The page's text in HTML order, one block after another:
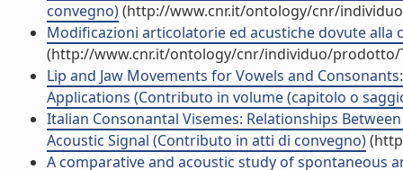
convegno)(http://www.cnr.it/ontology/cnr/
Modificazioni articolatorie ed acustiche dovute
(http://www.cnr.it/ontology/cnr/individuo/prodotto/
Lip and Jaw Movements for Vowels and
Applications (Contributo in volume (capitolo o
Italian Consonantal Visemes: Relationships
Acoustic Signal (Contributo in atti di convegno)
A comparative and acoustic study of spontaneous